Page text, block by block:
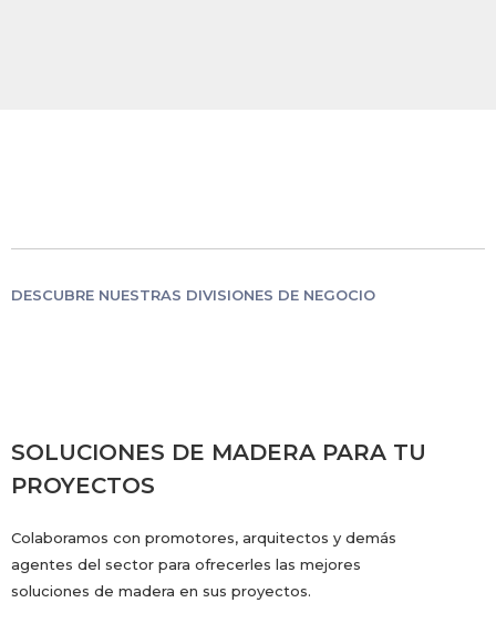
DESCUBRE NUESTRAS DIVISIONES DE NEGOCIO
SOLUCIONES DE MADERA PARA TU
PROYECTOS
Colaboramos con promotores, arquitectos y demás
agentes del sector para ofrecerles las mejores
soluciones de madera en sus proyectos.